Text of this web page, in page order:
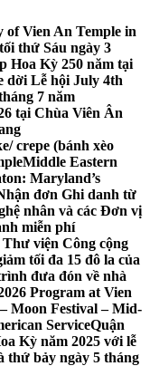
Vien An Temple in
thứ Sáu ngày 3
Hoa Kỳ 250 năm tại
dời Lễ hội July 4th
7 năm
tại Chùa Viên Ân
crepe (bánh xèo
Middle Eastern
Maryland’s
đơn Ghi danh từ
nhân và các Đơn vị
miễn phí
viện Công cộng
tối đa 15 đô la của
đưa đón về nhà
Program at Vien
Moon Festival – Mid-
ServiceQuận
Kỳ năm 2025 với lễ
thứ bảy ngày 5 tháng